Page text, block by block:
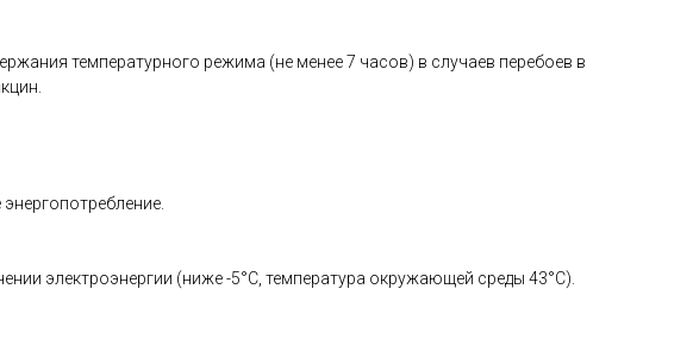
температурного режима (не менее 7 часов) в случаев перебоев в
электроэнергии (ниже -5°C, температура окружающей среды 43°C).